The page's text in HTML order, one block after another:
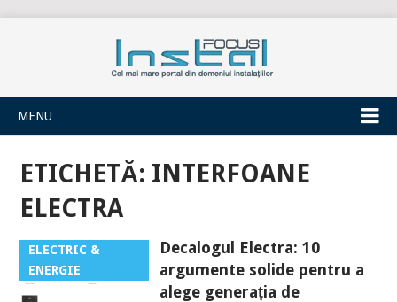
INSTALFOCUS
MENU
ETICHETĂ: INTERFOANE
ELECTRA
ELECTRIC &
ENERGIE
Decalogul Electra: 10
argumente solide pentru a
alege generația de